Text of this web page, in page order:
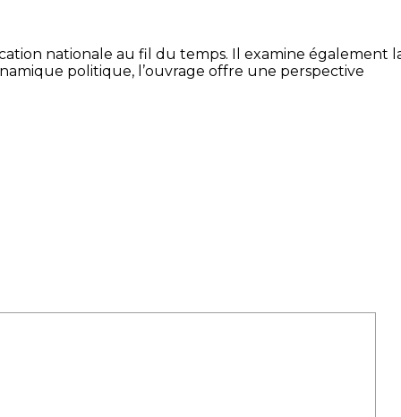
nationale au fil du temps. Il examine également
politique, l’ouvrage offre une perspective